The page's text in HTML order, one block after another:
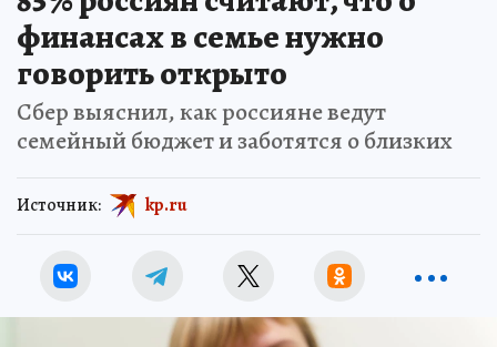
финансах в семье нужно
говорить открыто
Сбер выяснил, как россияне ведут
семейный бюджет и заботятся о близких
Источник: kp.ru